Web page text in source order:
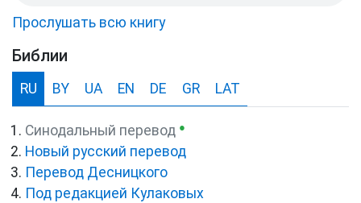
Прослушать всю книгу
Библии
RU BY UA EN DE GR LAT
Синодальный перевод ●
Новый русский перевод
Перевод Десницкого
Под редакцией Кулаковых